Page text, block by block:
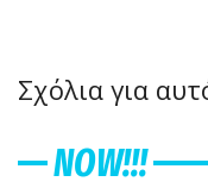
Σχόλια για
NOW!!!